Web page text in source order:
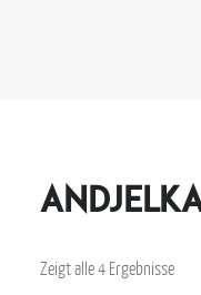
Zeigt alle 4 Ergebnisse